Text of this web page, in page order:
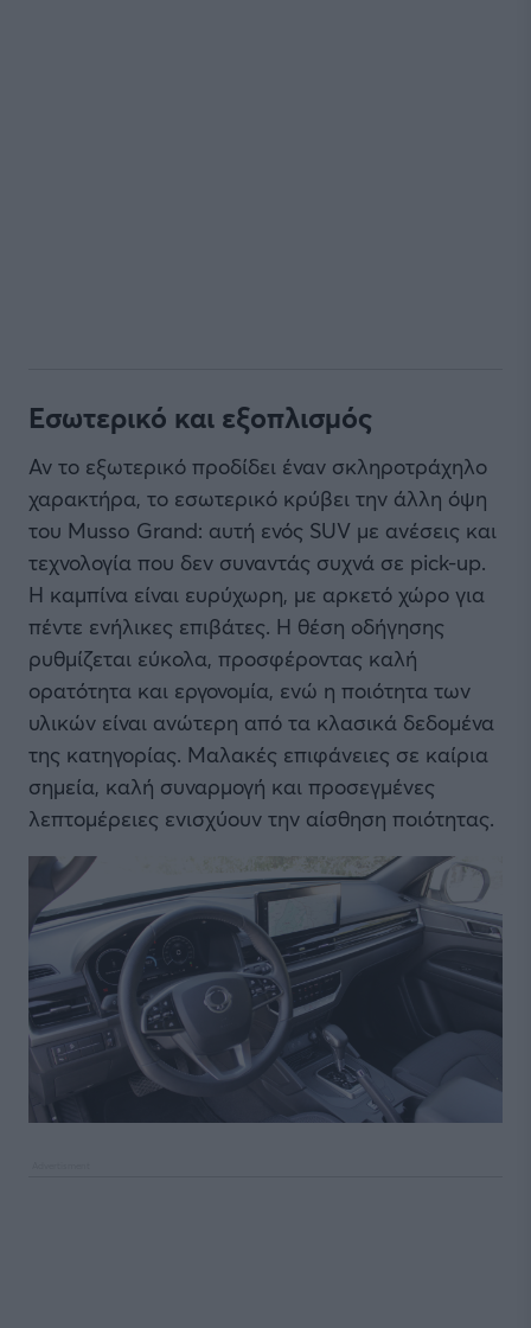
Εσωτερικό και εξοπλισμός
Αν το εξωτερικό προδίδει έναν σκληροτράχηλο
χαρακτήρα, το εσωτερικό κρύβει την άλλη όψη
του Musso Grand: αυτή ενός SUV με ανέσεις και
τεχνολογία που δεν συναντάς συχνά σε pick-up.
Η καμπίνα είναι ευρύχωρη, με αρκετό χώρο για
πέντε ενήλικες επιβάτες. Η θέση οδήγησης
ρυθμίζεται εύκολα, προσφέροντας καλή
ορατότητα και εργονομία, ενώ η ποιότητα των
υλικών είναι ανώτερη από τα κλασικά δεδομένα
της κατηγορίας. Μαλακές επιφάνειες σε καίρια
σημεία, καλή συναρμογή και προσεγμένες
λεπτομέρειες ενισχύουν την αίσθηση ποιότητας.